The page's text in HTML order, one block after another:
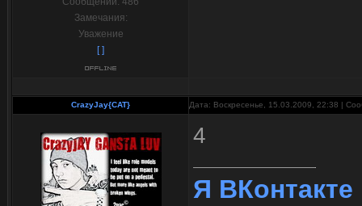
Замечания:
Уважение
[ ]
CrazyJay{CAT} Дата: Воскресенье, 15.03.2009, 22:38 |
4
Я ВКонтакте